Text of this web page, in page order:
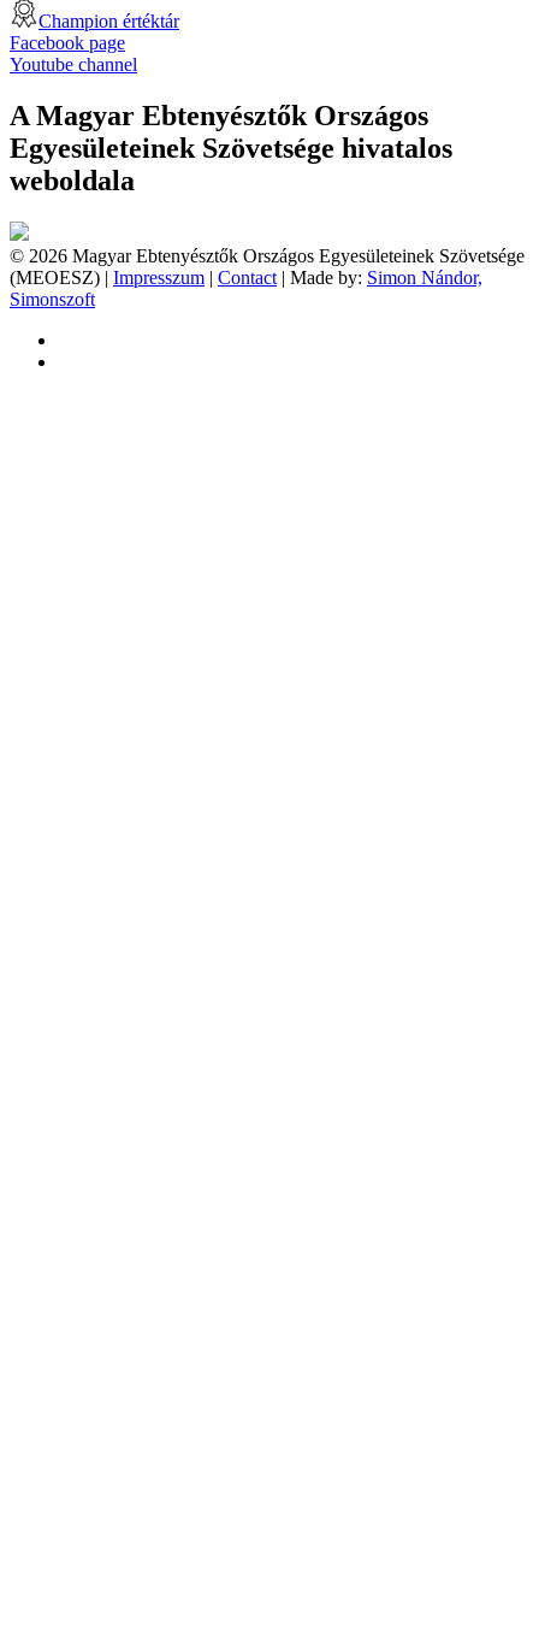
Champion értéktár
Facebook page
Youtube channel
A Magyar Ebtenyésztők Országos
Egyesületeinek Szövetsége hivatalos
weboldala
© 2026 Magyar Ebtenyésztők Országos Egyesületeinek Szövetsége
(MEOESZ) | Impresszum | Contact | Made by: Simon Nándor,
Simonszoft